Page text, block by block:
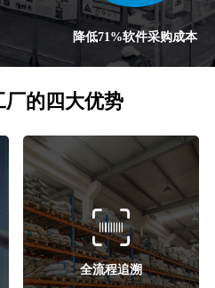
降低71%软件采购成本
厂的四大优势
全流程追溯